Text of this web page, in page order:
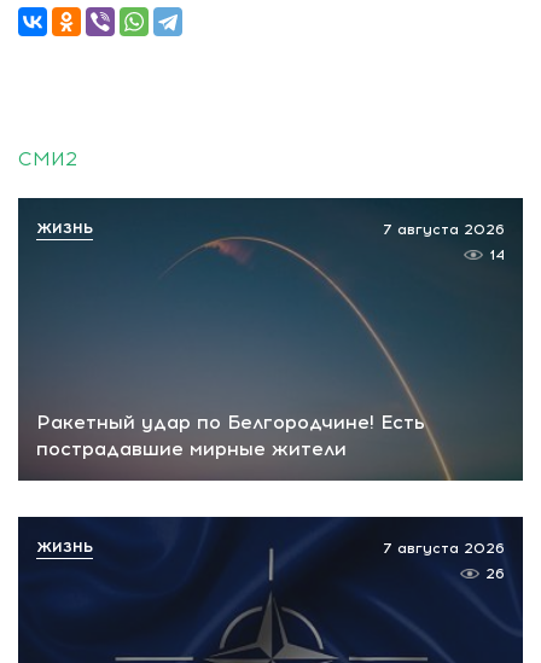
СМИ2
Ракетный удар по Белгородчине! Есть
пострадавшие мирные жители
7 августа 2026
14
ЖИЗНЬ
7 августа 2026
26
ЖИЗНЬ